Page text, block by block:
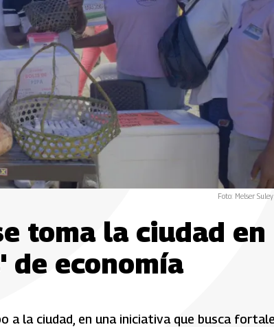
Foto: Melser
toma la ciudad en
de economía
a la ciudad, en una iniciativa que busca